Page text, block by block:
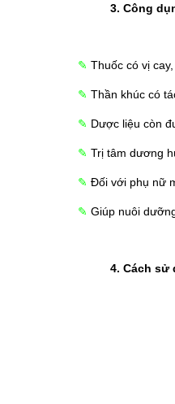
3. Công
✎ Thuốc có vị
✎ Thần khúc có
✎ Dược liệu còn
✎ Trị tâm dương
✎ Đối với phụ nữ
✎ Giúp nuôi
4. Cách sử